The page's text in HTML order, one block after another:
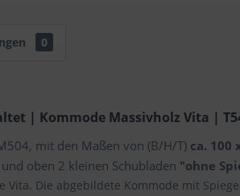
0
| Kommode Massivholz Vita |
mit den Maßen von (B/H/T) ca. 100
oben 2 kleinen Schubladen "ohne
Vita. Die abgebildete Kommode mit